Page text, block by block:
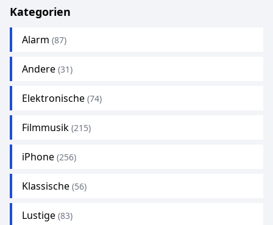
Kategorien
Alarm (87)
Andere (31)
Elektronische (74)
Filmmusik (215)
iPhone (256)
Klassische (56)
Lustige (83)